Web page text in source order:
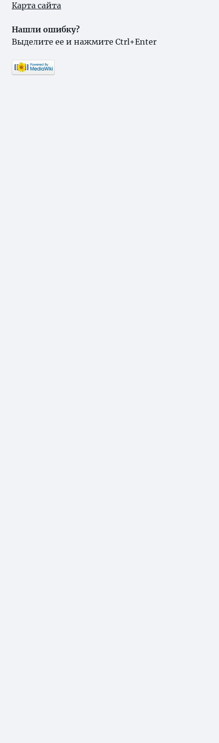
Карта сайта
Нашли ошибку?
Выделите ее и нажмите Ctrl+Enter